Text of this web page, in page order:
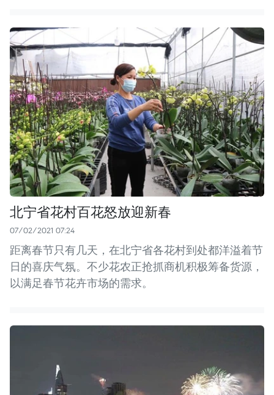
北宁省花村百花怒放迎新春
07/02/2021 07:24
距离春节只有几天，在北宁省各花村到处都洋溢着节
日的喜庆气氛。不少花农正抢抓商机积极筹备货源，
以满足春节花卉市场的需求。